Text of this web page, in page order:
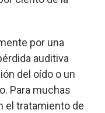
por una
auditiva
del oído o un
Para muchas
el tratamiento de